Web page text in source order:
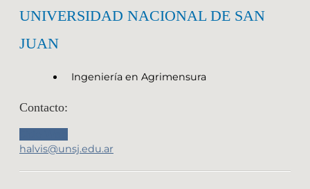
UNIVERSIDAD NACIONAL DE SAN
JUAN
Ingeniería en Agrimensura
Contacto:
halvis@unsj.edu.ar